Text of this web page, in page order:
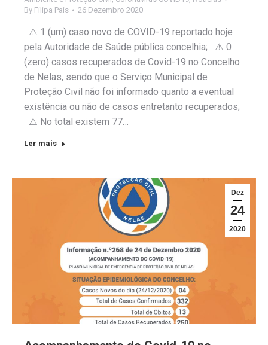
By Filipa Pais 26 Dezembro 2020
⚠️ 1 (um) caso novo de COVID-19 reportado hoje
pela Autoridade de Saúde pública concelhia; ⚠️ 0
(zero) casos recuperados de Covid-19 no Concelho
de Nelas, sendo que o Serviço Municipal de
Proteção Civil não foi informado quanto a eventual
existência ou não de casos entretanto recuperados;
⚠️ No total existem 77…
Ler mais
Dez
24
2020